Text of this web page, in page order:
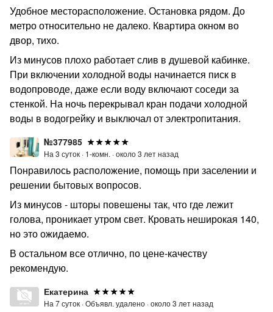
Удобное месторасположение. Остановка рядом. До
метро относительно не далеко. Квартира окном во
двор, тихо.
Из минусов плохо работает слив в душевой кабинке.
При включении холодной воды начинается писк в
водопроводе, даже если воду включают соседи за
стенкой. На ночь перекрывал кран подачи холодной
воды в водогрейку и выключал от электропитания.
№377985
На 3 суток · 1-комн. ·около 3 лет назад
Понравилось расположение, помощь при заселении и
решении бытовых вопросов.
Из минусов - шторы повешены так, что где лежит
голова, проникает утром свет. Кровать неширокая 140,
но это ожидаемо.
В остальном все отлично, по цене-качеству
рекомендую.
Екатерина
На 7 суток ·Объявл. удалено ·около 3 лет назад